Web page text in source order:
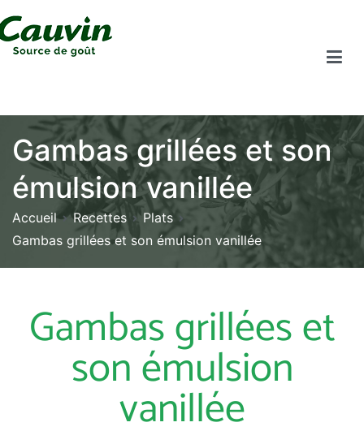
Gambas grillées et son
émulsion vanillée
Accueil Recettes
Plats
Gambas grillées et son émulsion vanillée
Gambas grillées et
son émulsion
vanillée